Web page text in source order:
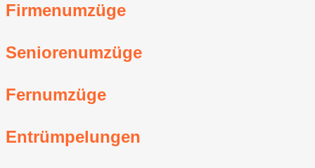
Firmenumzüge
Seniorenumzüge
Fernumzüge
Entrümpelungen